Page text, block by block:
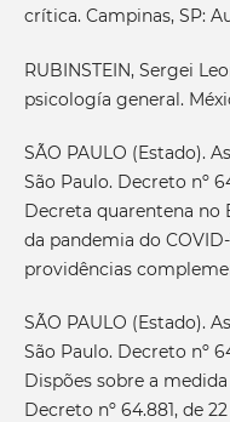
crítica. Campinas, SP:
RUBINSTEIN, Sergei
psicología general.
SÃO PAULO (Estado).
São Paulo. Decreto nº
Decreta quarentena no
da pandemia do
providências
SÃO PAULO (Estado).
São Paulo. Decreto nº
Dispões sobre a
Decreto nº 64.881, de